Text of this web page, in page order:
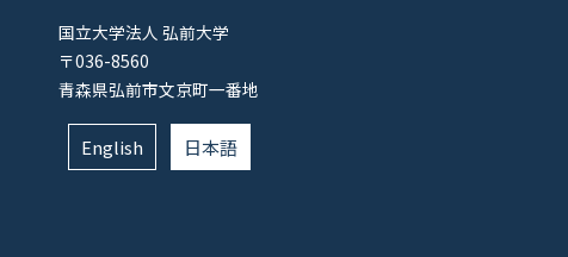
国立大学法人 弘前大学
〒036-8560
青森県弘前市文京町一番地
English 日本語